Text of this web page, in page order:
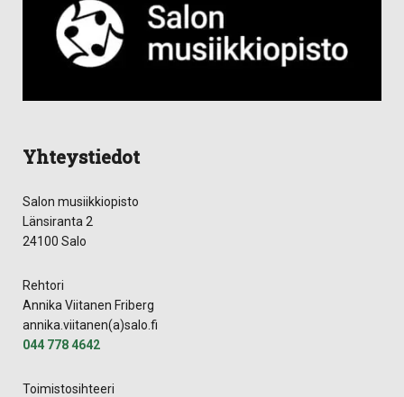
Yhteystiedot
Salon musiikkiopisto
Länsiranta 2
24100 Salo
Rehtori
Annika Viitanen Friberg
annika.viitanen(a)salo.fi
044 778 4642
Toimistosihteeri